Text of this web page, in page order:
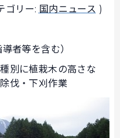
ゴリー: 国内ニュース )
者等を含む）
別に植栽木の高さな
伐・下刈作業